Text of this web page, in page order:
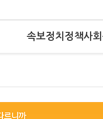
속보정치 정책사회